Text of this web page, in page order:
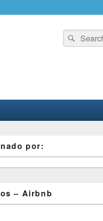
Search
for:
Search
por:
– Airbnb